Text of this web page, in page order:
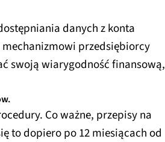
danych z konta
mechanizmowi przedsiębiorcy
swoją wiarygodność finansową,
Co ważne, przepisy na
to dopiero po 12 miesiącach od